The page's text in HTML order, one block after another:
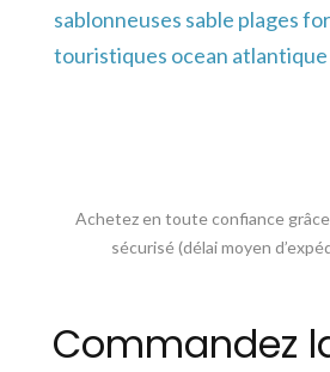
sablonneuses sable plages
touristiques ocean atlantique
Achetez en toute confiance
sécurisé (délai moyen
Commandez